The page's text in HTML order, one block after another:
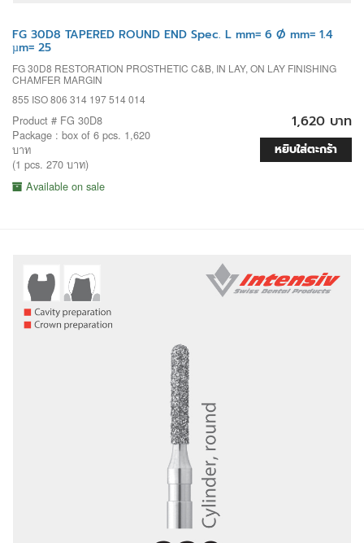
FG 30D8 TAPERED ROUND END Spec. L mm= 6 Ø mm= 1.4
µm= 25
FG 30D8 RESTORATION PROSTHETIC C&B, IN LAY, ON LAY FINISHING
CHAMFER MARGIN
855 ISO 806 314 197 514 014
Product # FG 30D8
Package : box of 6 pcs. 1,620
บาท
(1 pcs. 270 บาท)
Available on sale
1,620 บาท
หยิบใส่ตะกร้า